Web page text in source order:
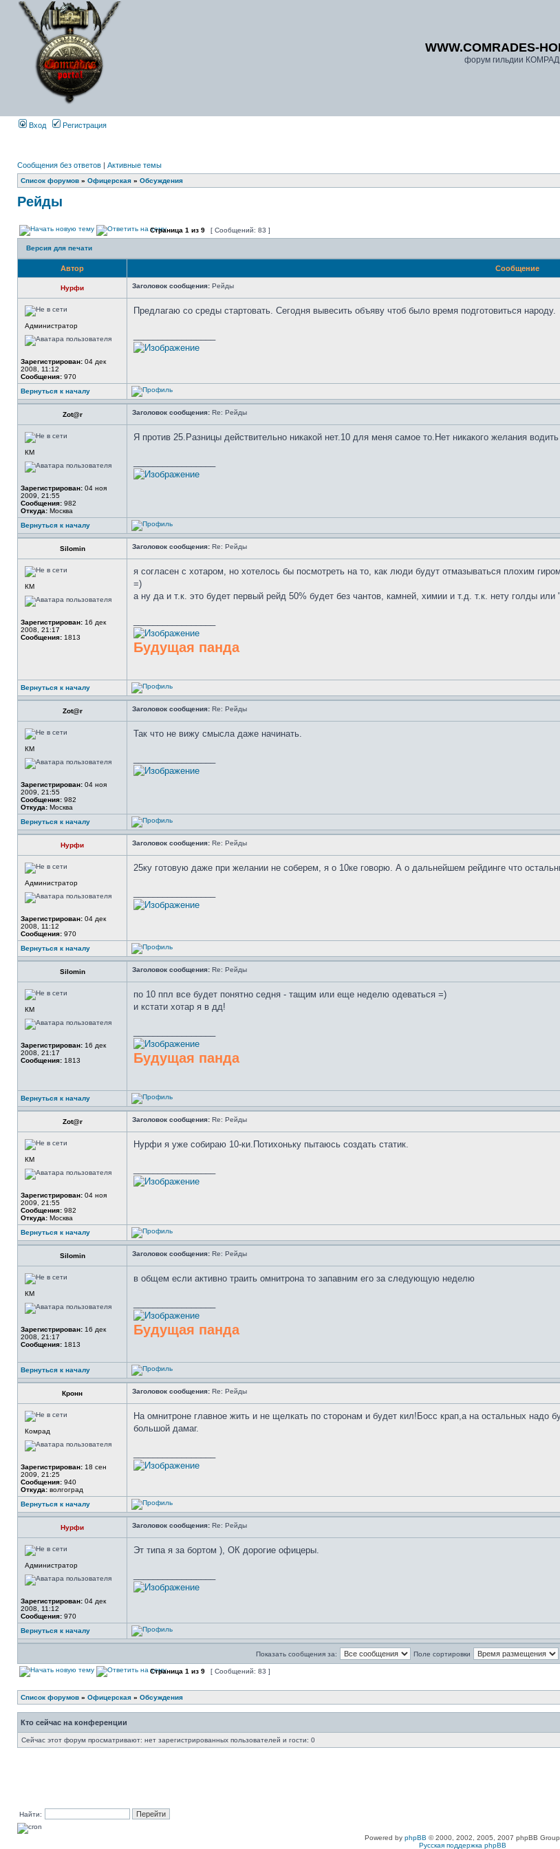
WWW.COMRADES-
форум гильдии
Вход Регистрация
Сообщения без ответов | Активные темы
Список форумов » Офицерская » Обсуждения
Рейды
Страница 1 из 9 [ Сообщений: 83 ]
Версия для печати
Автор Сообщение
Нурфи Заголовок сообщения: Рейды
Администратор
Зарегистрирован: 04 дек
2008, 11:12
Сообщения: 970
Предлагаю со среды стартовать. Сегодня вывесить объяву чтоб было время подготовиться народу.
Вернуться к началу
Zot@r Заголовок сообщения: Re: Рейды
КМ
Зарегистрирован: 04 ноя
2009, 21:55
Сообщения: 982
Откуда: Москва
Я против 25.Разницы действительно никакой нет.10 для меня самое то.Нет никакого желания
Вернуться к началу
Silomin Заголовок сообщения: Re: Рейды
КМ
Зарегистрирован: 16 дек
2008, 21:17
Сообщения: 1813
я согласен с хотаром, но хотелось бы посмотреть на то, как люди будут отмазываться плохим
=)
а ну да и т.к. это будет первый рейд 50% будет без чантов, камней, химии и т.д. т.к. нету голды
Будущая панда
Вернуться к началу
Zot@r Заголовок сообщения: Re: Рейды
КМ
Зарегистрирован: 04 ноя
2009, 21:55
Сообщения: 982
Откуда: Москва
Так что не вижу смысла даже начинать.
Вернуться к началу
Нурфи Заголовок сообщения: Re: Рейды
Администратор
Зарегистрирован: 04 дек
2008, 11:12
Сообщения: 970
25ку готовую даже при желании не соберем, я о 10ке говорю. А о дальнейшем рейдинге что
Вернуться к началу
Silomin Заголовок сообщения: Re: Рейды
КМ
Зарегистрирован: 16 дек
2008, 21:17
Сообщения: 1813
по 10 ппл все будет понятно седня - тащим или еще неделю одеваться =)
и кстати хотар я в дд!
Будущая панда
Вернуться к началу
Zot@r Заголовок сообщения: Re: Рейды
КМ
Зарегистрирован: 04 ноя
2009, 21:55
Сообщения: 982
Откуда: Москва
Нурфи я уже собираю 10-ки.Потихоньку пытаюсь создать статик.
Вернуться к началу
Silomin Заголовок сообщения: Re: Рейды
КМ
Зарегистрирован: 16 дек
2008, 21:17
Сообщения: 1813
в общем если активно траить омнитрона то запавним его за следующую неделю
Будущая панда
Вернуться к началу
Кронн Заголовок сообщения: Re: Рейды
Комрад
Зарегистрирован: 18 сен
2009, 21:25
Сообщения: 940
Откуда: волгоград
На омнитроне главное жить и не щелкать по сторонам и будет кил!Босс крап,а на остальных надо
большой дамаг.
Вернуться к началу
Нурфи Заголовок сообщения: Re: Рейды
Администратор
Зарегистрирован: 04 дек
2008, 11:12
Сообщения: 970
Эт типа я за бортом ), ОК дорогие офицеры.
Вернуться к началу
Показать сообщения за: Поле сортировки
Страница 1 из 9 [ Сообщений: 83 ]
Список форумов » Офицерская » Обсуждения
Кто сейчас на конференции
Сейчас этот форум просматривают: нет зарегистрированных пользователей и гости: 0
Найти:
Powered by phpBB © 2000, 2002, 2005, 2007 phpBB Group
Русская поддержка phpBB